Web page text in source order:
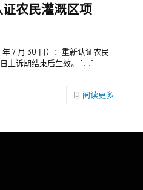
证农民灌溉区项
7 月 30 日）：重新认证农民
上诉期结束后生效。
[…]
阅读更多